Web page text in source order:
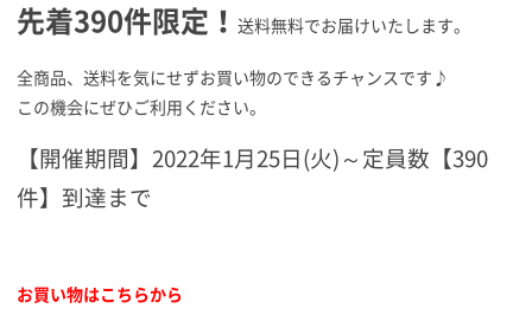
先着390件限定！ 送料無料でお届けいたします。
全商品、送料を気にせずお買い物のできるチャンスです♪
この機会にぜひご利用ください。
【開催期間】2022年1月25日(火)～定員数【390
件】到達まで
お買い物はこちらから